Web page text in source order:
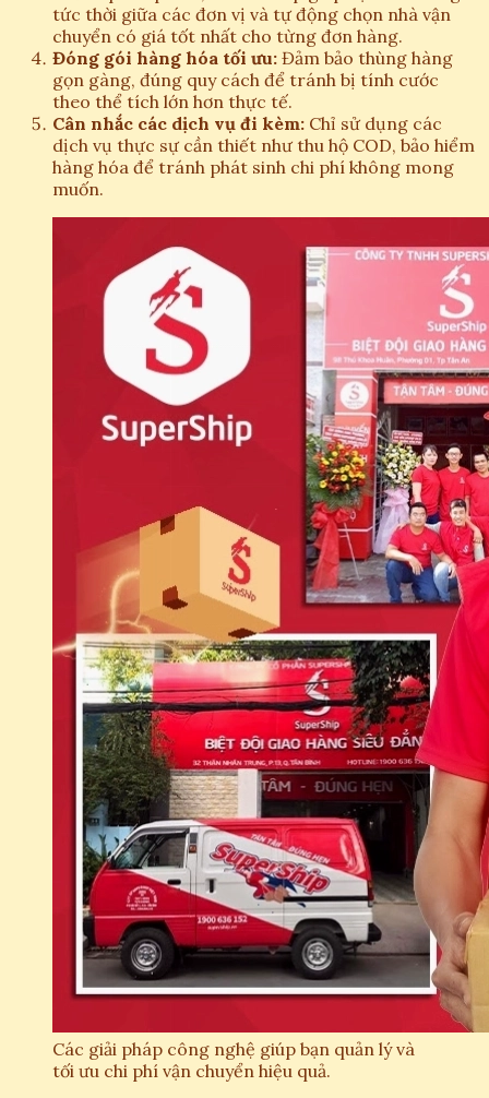
tức thời giữa các đơn vị và tự động chọn nhà vận
chuyển có giá tốt nhất cho từng đơn hàng.
Đóng gói hàng hóa tối ưu: Đảm bảo thùng hàng
gọn gàng, đúng quy cách để tránh bị tính cước
theo thể tích lớn hơn thực tế.
Cân nhắc các dịch vụ đi kèm: Chỉ sử dụng các
dịch vụ thực sự cần thiết như thu hộ COD, bảo hiểm
hàng hóa để tránh phát sinh chi phí không mong
muốn.
Các giải pháp công nghệ giúp bạn quản lý và
tối ưu chi phí vận chuyển hiệu quả.